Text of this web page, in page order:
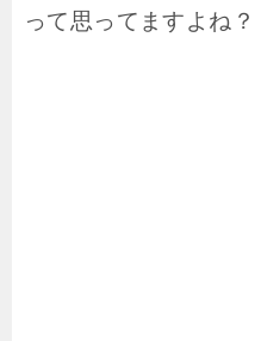
って思ってますよね？